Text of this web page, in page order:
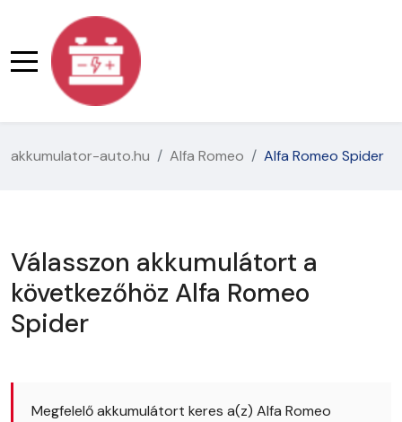
akkumulator-auto.hu Alfa Romeo Alfa Romeo Spider
Válasszon akkumulátort a
következőhöz Alfa Romeo
Spider
Megfelelő akkumulátort keres a(z) Alfa Romeo